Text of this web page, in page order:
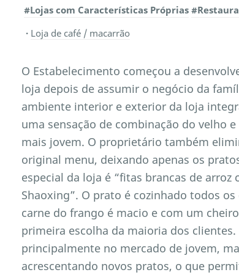
#Lojas com Características Próprias
Loja de café / macarrão
O Estabelecimento começou a
loja depois de assumir o negócio da
ambiente interior e exterior da loja
uma sensação de combinação do velho
mais jovem. O proprietário também
original menu, deixando apenas os
especial da loja é “fitas brancas de
Shaoxing”. O prato é cozinhado todos
carne do frango é macio e com um
primeira escolha da maioria dos
principalmente no mercado de jovem,
acrescentando novos pratos, o que